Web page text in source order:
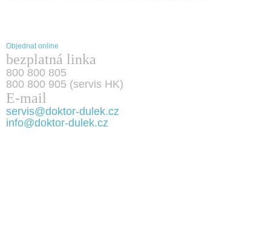
Objednat online
bezplatná linka
800 800 805
800 800 905 (servis HK)
E-mail
servis@doktor-dulek.cz
info@doktor-dulek.cz